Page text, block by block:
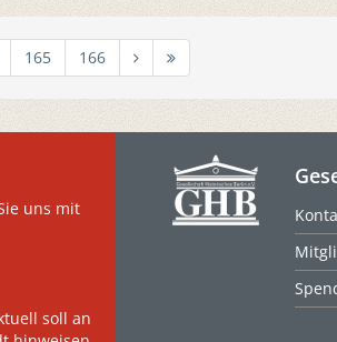
165 166
uns mit
soll an